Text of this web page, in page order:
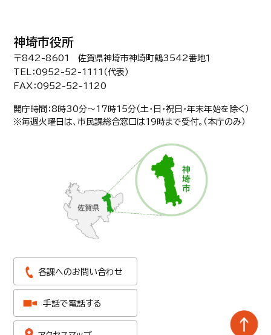
神埼市役所
〒842-8601 佐賀県神埼市神埼町鶴3542番地１
TEL：0952-52-1111（代表）
FAX：0952-52-1120
開庁時間：8時30分〜17時15分（土・日・祝日・年末年始を除く）
※毎週火曜日は、市民課総合窓口は19時まで受付。（本庁のみ）
各課へのお問い合わせ
手話で電話する